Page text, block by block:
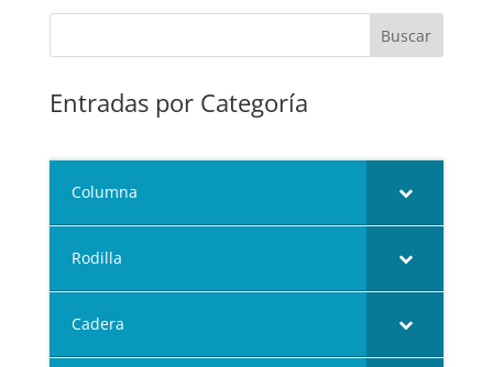
Entradas por Categoría
Columna
Rodilla
Cadera